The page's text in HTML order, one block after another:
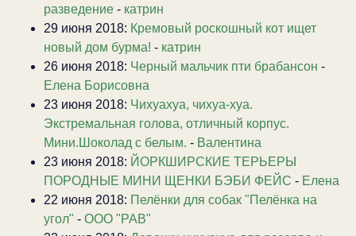
разведение - катрин
29 июня 2018: Кремовый роскошный кот ищет
новый дом бурма! - катрин
26 июня 2018: Черный мальчик пти брабансон -
Елена Борисовна
23 июня 2018: Чихуахуа, чихуа-хуа.
Экстремальная голова, отличный корпус.
Мини.Шоколад с белым. - Валентина
23 июня 2018: ЙОРКШИРСКИЕ ТЕРЬЕРЫ
ПОРОДНЫЕ МИНИ ЩЕНКИ БЭБИ ФЕЙС - Елена
22 июня 2018: Пелёнки для собак "Пелёнка на
угол" - ООО "РАВ"